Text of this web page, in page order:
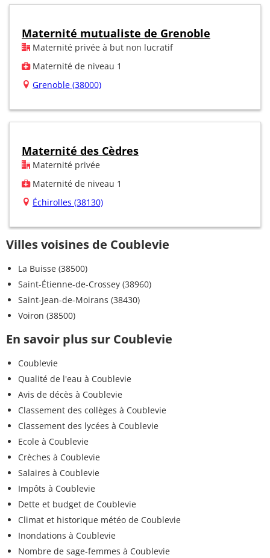
Maternité mutualiste de Grenoble
Maternité privée à but non lucratif
Maternité de niveau 1
Grenoble (38000)
Maternité des Cèdres
Maternité privée
Maternité de niveau 1
Échirolles (38130)
Villes voisines de Coublevie
La Buisse (38500)
Saint-Étienne-de-Crossey (38960)
Saint-Jean-de-Moirans (38430)
Voiron (38500)
En savoir plus sur Coublevie
Coublevie
Qualité de l'eau à Coublevie
Avis de décès à Coublevie
Classement des collèges à Coublevie
Classement des lycées à Coublevie
Ecole à Coublevie
Crèches à Coublevie
Salaires à Coublevie
Impôts à Coublevie
Dette et budget de Coublevie
Climat et historique météo de Coublevie
Inondations à Coublevie
Nombre de sage-femmes à Coublevie